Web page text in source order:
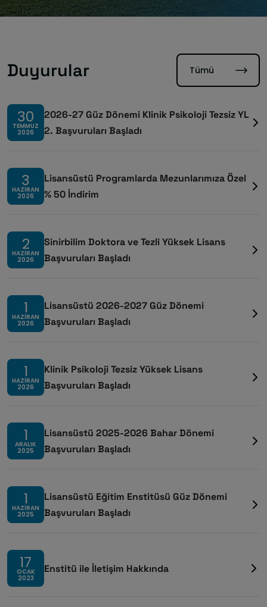
Duyurular Tümü
30
TEMMUZ
2026
2026-27 Güz Dönemi Klinik Psikoloji Tezsiz YL
2. Başvuruları Başladı
3
HAZIRAN
2026
Lisansüstü Programlarda Mezunlarımıza Özel
% 50 İndirim
2
HAZIRAN
2026
Sinirbilim Doktora ve Tezli Yüksek Lisans
Başvuruları Başladı
1
HAZIRAN
2026
Lisansüstü 2026-2027 Güz Dönemi
Başvuruları Başladı
1
HAZIRAN
2026
Klinik Psikoloji Tezsiz Yüksek Lisans
Başvuruları Başladı
1
ARALIK
2025
Lisansüstü 2025-2026 Bahar Dönemi
Başvuruları Başladı
1
HAZIRAN
2025
Lisansüstü Eğitim Enstitüsü Güz Dönemi
Başvuruları Başladı
17
OCAK
2023
Enstitü ile İletişim Hakkında